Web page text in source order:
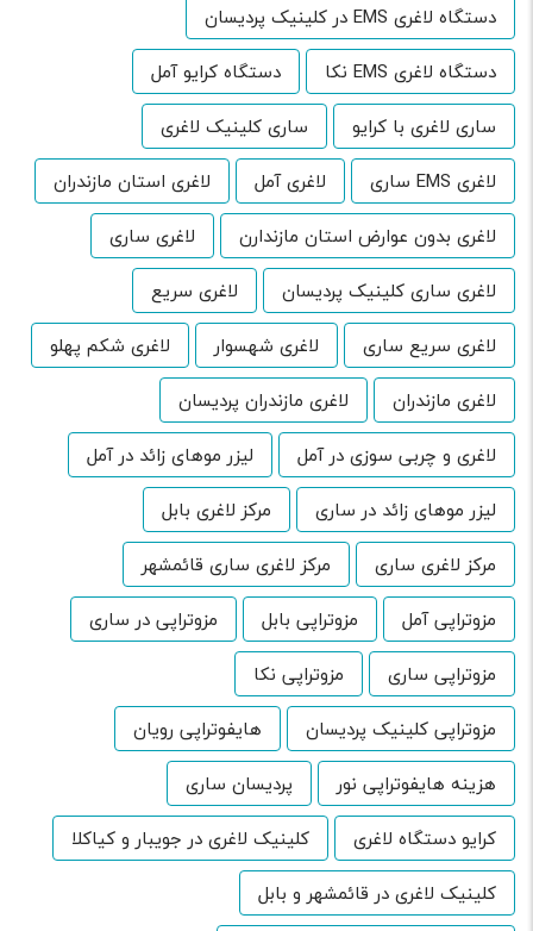
دستگاه لاغری EMS در کلینیک پردیسان
دستگاه لاغری EMS نکا
دستگاه کرایو آمل
ساری لاغری با کرایو
ساری کلینیک لاغری
لاغری EMS ساری
لاغری آمل
لاغری استان مازندران
لاغری بدون عوارض استان مازندارن
لاغری ساری
لاغری ساری کلینیک پردیسان
لاغری سریع
لاغری سریع ساری
لاغری شهسوار
لاغری شکم پهلو
لاغری مازندران
لاغری مازندران پردیسان
لاغری و چربی سوزی در آمل
لیزر موهای زائد در آمل
لیزر موهای زائد در ساری
مرکز لاغری بابل
مرکز لاغری ساری
مرکز لاغری ساری قائمشهر
مزوتراپی آمل
مزوتراپی بابل
مزوتراپی در ساری
مزوتراپی ساری
مزوتراپی نکا
مزوتراپی کلینیک پردیسان
هایفوتراپی رویان
هزینه هایفوتراپی نور
پردیسان ساری
کرایو دستگاه لاغری
کلینیک لاغری در جویبار و کیاکلا
کلینیک لاغری در قائمشهر و بابل